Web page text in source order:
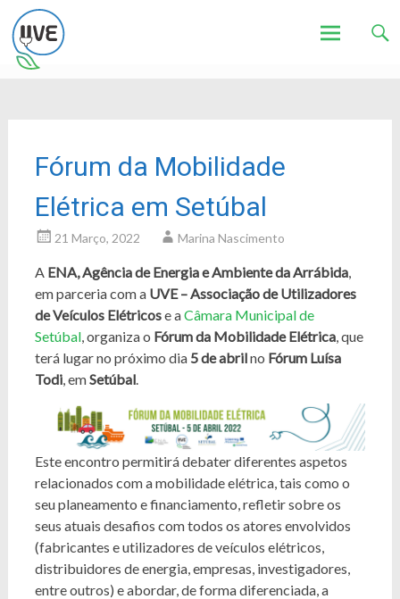
Fórum da Mobilidade
Elétrica em Setúbal
21 Março, 2022 Marina Nascimento
A ENA, Agência de Energia e Ambiente da Arrábida,
em parceria com a UVE – Associação de Utilizadores
de Veículos Elétricose aCâmara Municipal de
Setúbal, organiza o Fórum da Mobilidade Elétrica, que
terá lugar no próximo dia 5 de abrilno Fórum Luísa
Todi, emSetúbal.
Este encontro permitirá debater diferentes aspetos
relacionados com a mobilidade elétrica, tais como o
seu planeamento e financiamento, refletir sobre os
seus atuais desafios com todos os atores envolvidos
(fabricantes e utilizadores de veículos elétricos,
distribuidores de energia, empresas, investigadores,
entre outros) e abordar, de forma diferenciada, a